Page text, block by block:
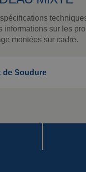
informations sur les
montées sur cadre.
de Soudure